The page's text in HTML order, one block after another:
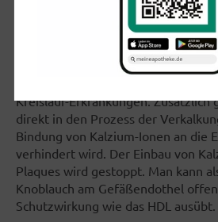
Wie in klinischen Studien
führt die Einnahme vonKnoblauch
Knoblauchpulver-Präparaten zu
Cholesterin und einer moderaten
Kreislauf-Erkrankungen. Zusätzlich
direkt in den Prozess der
Bindung von Kalzium-Ionen an die
verhindert wird. Der Einbau von
Plaques wird gestoppt. Man kann
Knoblauch am Gefäßendothel
Schutzwirkung wie das HDL ausübt.